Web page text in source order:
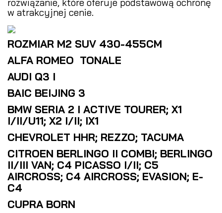
rozwiązanie, które oferuje podstawową ochronę
w atrakcyjnej cenie.
ROZMIAR M2 SUV 430-455CM
ALFA ROMEO TONALE
AUDI Q3 I
BAIC BEIJING 3
BMW SERIA 2 I ACTIVE TOURER; X1
I/II/U11; X2 I/II; IX1
CHEVROLET HHR; REZZO; TACUMA
CITROEN BERLINGO II COMBI; BERLINGO
II/III VAN; C4 PICASSO I/II; C5
AIRCROSS; C4 AIRCROSS; EVASION; E-
C4
CUPRA BORN